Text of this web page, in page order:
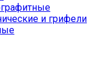
и грифели